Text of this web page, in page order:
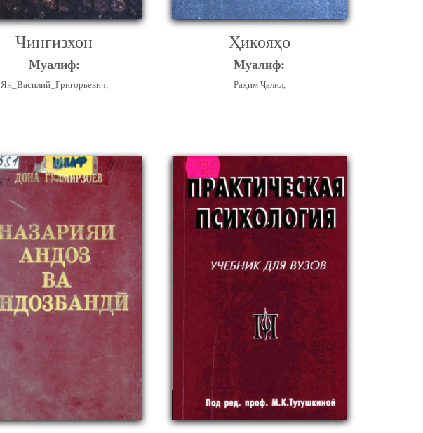
Чингизхон
Муалиф:
Ян_Василий_Григорьевич,
Ҳикояҳо
Муалиф:
Раҳим Ҷалил,